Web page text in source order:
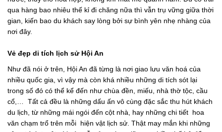
qua hàng bao nhiêu thế kỉ đi chăng nữa thì vẫn trụ vững giữa thời
gian, kiến bao du khách say lòng bởi sự bình yên nhẹ nhàng của
nơi đây.
Vẻ đẹp di tích lịch sử Hội An
Như đã nói ở trên, Hội An đã từng là nơi giao lưu văn hoá của
nhiều quốc gia, vì vậy mà còn khá nhiều những di tích sót lại
trong số đó có thể kể đến như chùa đền, miếu, nhà thờ tộc, cầu
cổ,… Tất cả đều là những dấu ấn vô cùng đặc sắc thu hút khách
du lịch, từ những mái ngói đến cột nhà, hay những chi tiết hoa
văn chạm trổ trên mỗi hiện vật lịch sử. Thật may mắn khi những